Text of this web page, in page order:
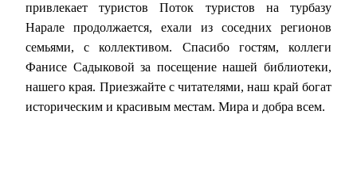
привлекает туристов Поток туристов на турбазу
Нарале продолжается, ехали из соседних регионов
семьями, с коллективом. Спасибо гостям, коллеги
Фанисе Садыковой за посещение нашей библиотеки,
нашего края. Приезжайте с читателями, наш край богат
историческим и красивым местам. Мира и добра всем.